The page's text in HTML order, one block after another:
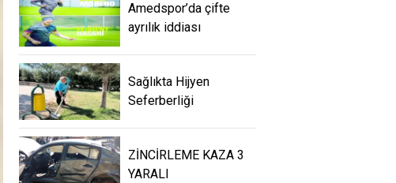
Amedspor’da çifte
ayrılık iddiası
Sağlıkta Hijyen
Seferberliği
ZİNCİRLEME KAZA 3
YARALI